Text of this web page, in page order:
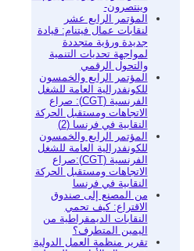
وينتصرون-
المؤتمر الرابع عشر
لنقابات عمال فيتنام: قيادة
جديدة ورؤية متجددة
لمواجهة تحديات التنمية
والتحول الرقمي
المؤتمر الرابع والخمسون
للكونفدرالية العامة للشغل
الفرنسية (CGT): صراع
الاتجاهات ومستقبل الحركة
النقابية في فرنسا (2)
المؤتمر الرابع والخمسون
للكونفدرالية العامة للشغل
الفرنسية (CGT):صراع
الاتجاهات ومستقبل الحركة
النقابية في فرنسا
من المصنع إلى صندوق
الاقتراع: كيف تحمي
النقابات الديمقراطية من
اليمين المتطرف؟
تقرير منظمة العمل الدولية